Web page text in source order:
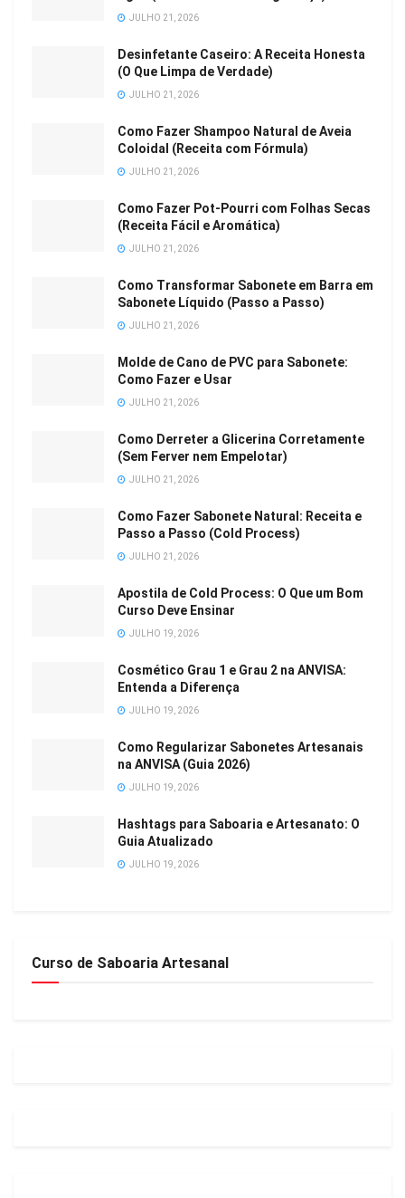
JULHO 21, 2026
Desinfetante Caseiro: A Receita Honesta
(O Que Limpa de Verdade)
JULHO 21, 2026
Como Fazer Shampoo Natural de Aveia
Coloidal (Receita com Fórmula)
JULHO 21, 2026
Como Fazer Pot-Pourri com Folhas Secas
(Receita Fácil e Aromática)
JULHO 21, 2026
Como Transformar Sabonete em Barra em
Sabonete Líquido (Passo a Passo)
JULHO 21, 2026
Molde de Cano de PVC para Sabonete:
Como Fazer e Usar
JULHO 21, 2026
Como Derreter a Glicerina Corretamente
(Sem Ferver nem Empelotar)
JULHO 21, 2026
Como Fazer Sabonete Natural: Receita e
Passo a Passo (Cold Process)
JULHO 21, 2026
Apostila de Cold Process: O Que um Bom
Curso Deve Ensinar
JULHO 19, 2026
Cosmético Grau 1 e Grau 2 na ANVISA:
Entenda a Diferença
JULHO 19, 2026
Como Regularizar Sabonetes Artesanais
na ANVISA (Guia 2026)
JULHO 19, 2026
Hashtags para Saboaria e Artesanato: O
Guia Atualizado
JULHO 19, 2026
Curso de Saboaria Artesanal